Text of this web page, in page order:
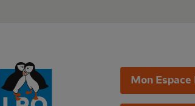
Mon Espace